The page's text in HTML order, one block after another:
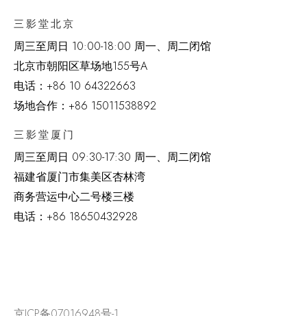
三影堂北京
周三至周日 10:00-18:00 周一、周二闭馆
北京市朝阳区草场地155号A
电话： +86 10 64322663
场地合作：+86 15011538892
三影堂厦门
周三至周日 09:30-17:30 周一、周二闭馆
福建省厦门市集美区杏林湾
商务营运中心二号楼三楼
电话： +86 18650432928